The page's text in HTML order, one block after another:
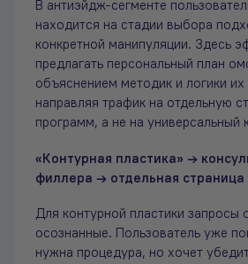
В антиэйдж-сегменте
находится на стадии выбора
конкретной манипуляции. Здесь
предлагать персональный план
объяснением методик и логики
направляя трафик на отдельную
программ, а не на универсальный
«Контурная пластика» →
филлера → отдельная страница
Для контурной пластики запросы
осознанные. Пользователь уже
нужна процедура, но хочет